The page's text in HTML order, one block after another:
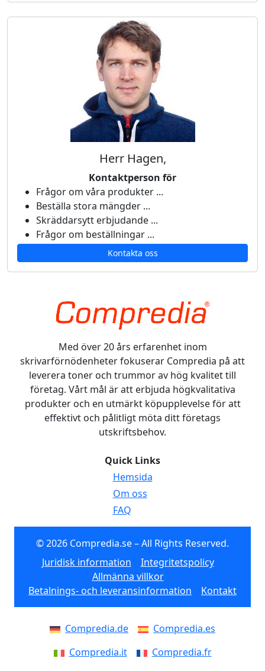
Herr Hagen,
Kontaktperson för
Frågor om våra produkter ...
Beställa stora mängder ...
Skräddarsytt erbjudande ...
Frågor om beställningar ...
Kontakta oss
Med över 20 års erfarenhet inom
skrivarförnödenheter fokuserar Compredia på att
leverera toner och trummor av hög kvalitet till
företag. Vårt mål är att erbjuda högkvalitativa
produkter och en utmärkt köpupplevelse för att
effektivt och pålitligt möta ditt företags
utskriftsbehov.
Quick Links
Hemsida
Om oss
FAQ
© 2026 Compredia.se – All Rights Reserved.
Juridisk information
Integritetspolicy
Allmänna villkor
Betalnings- och leveransinformation
Kontakt
Compredia.de
Compredia.es
Compredia.it
Compredia.fr